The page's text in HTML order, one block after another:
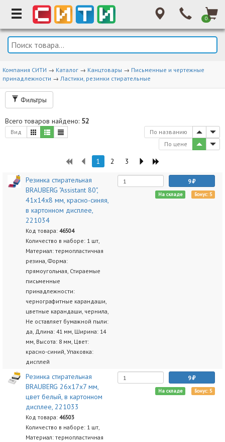
0
Компания СИТИ → Каталог → Канцтовары → Письменные и чертежные
принадлежности → Ластики, резинки стирательные
Фильтры
Всего товаров найдено: 52
Вид
По названию
По цене
1 2 3
Резинка стирательная
BRAUBERG "Assistant 80",
41х14х8 мм, красно-синяя,
в картонном дисплее,
221034
Код товара: 46504
Количество в наборе: 1 шт,
Материал: термопластичная
резина, Форма:
прямоугольная, Стираемые
письменные
принадлежности:
чернографитные карандаши,
цветные карандаши, чернила,
Не оставляет бумажной пыли:
да, Длина: 41 мм, Ширина: 14
мм, Высота: 8 мм, Цвет:
красно-синий, Упаковка:
дисплей
9
На складе Бонус: 5
Резинка стирательная
BRAUBERG 26х17х7 мм,
цвет белый, в картонном
дисплее, 221033
Код товара: 46503
Количество в наборе: 1 шт,
Материал: термопластичная
9
На складе Бонус: 5